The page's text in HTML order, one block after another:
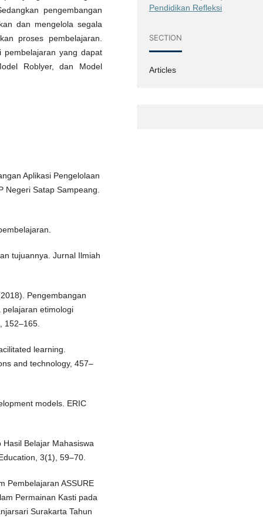
pengembangan
dan mengelola segala
proses pembelajaran.
pembelajaran yang dapat
Roblyer, dan Model
Aplikasi Pengelolaan
Negeri Satap Sampeang.
tujuannya. Jurnal Ilmiah
Pengembangan
etimologi
152–165.
learning.
and technology, 457–
models. ERIC
Belajar Mahasiswa
3(1), 59–70.
Pembelajaran ASSURE
Permainan Kasti pada
Surakarta Tahun
Pendidikan Refleksi
SECTION
Articles